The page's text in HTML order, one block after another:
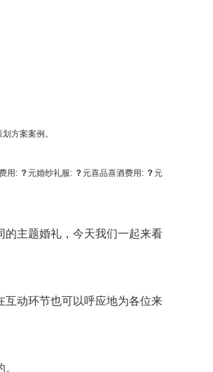
方案案例。
用: ？元婚纱礼服: ？元喜品喜酒费用: ？元
主题婚礼，今天我们一起来看
动环节也可以呼应地为各位来